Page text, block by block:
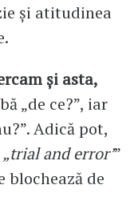
și atitudinea
și asta,
„de ce?”, iar
Adică pot,
„trial and error’”
blochează de